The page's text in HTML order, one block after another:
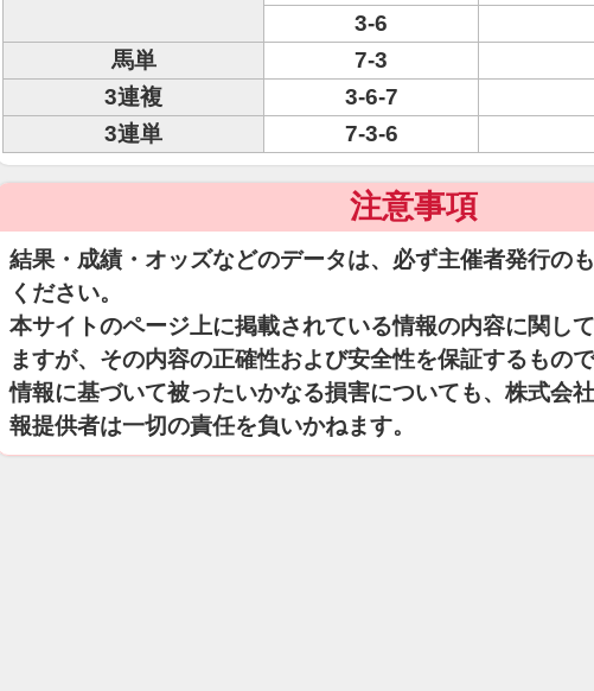
3-6
馬単
7-3
3連複
3-6-7
3連単
7-3-6
注意事項
結果・成績・オッズなどのデータは、必ず主催者発行の
ください。
本サイトのページ上に掲載されている情報の内容に関し
ますが、その内容の正確性および安全性を保証するもの
情報に基づいて被ったいかなる損害についても、株式会
報提供者は一切の責任を負いかねます。